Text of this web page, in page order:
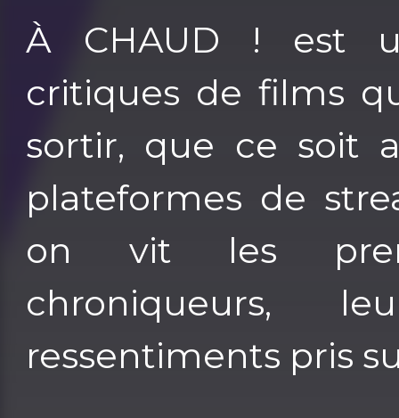
À CHAUD ! est
critiques de films
sortir, que ce soit
plateformes de
on vit les
chroniqueurs,
ressentiments pris